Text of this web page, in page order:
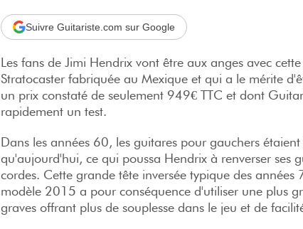
Suivre Guitariste.com sur Google
Les fans de Jimi Hendrix vont être aux anges avec
Stratocaster fabriquée au Mexique et qui a le mérite
un prix constaté de seulement 949€ TTC et dont
rapidement un test.
Dans les années 60, les guitares pour gauchers
qu'aujourd'hui, ce qui poussa Hendrix à renverser ses
cordes. Cette grande tête inversée typique des
modèle 2015 a pour conséquence d'utiliser une plus
graves offrant plus de souplesse dans le jeu et de